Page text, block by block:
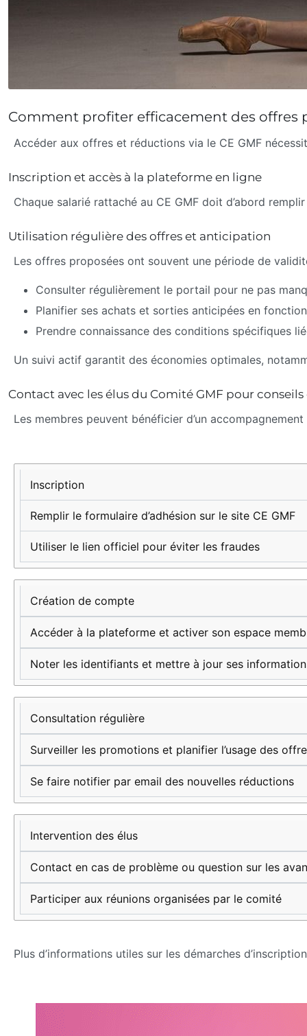
Comment profiter efficacement des offres
Accéder aux offres et réductions via le CE GMF
Inscription et accès à la plateforme en ligne
Chaque salarié rattaché au CE GMF doit d’abord
Utilisation régulière des offres et anticipation
Les offres proposées ont souvent une période de
Consulter régulièrement le portail pour ne pas
Planifier ses achats et sorties anticipées en
Prendre connaissance des conditions spécifiques
Un suivi actif garantit des économies optimales,
Contact avec les élus du Comité GMF pour conseils
Les membres peuvent bénéficier d’un
Étape
Description
Conseils
pratiques
Inscription
Remplir le formulaire d’adhésion sur le site CE GMF
Utiliser le lien officiel pour éviter les fraudes
Création de compte
Accéder à la plateforme et activer son espace
Noter les identifiants et mettre à jour ses
Consultation régulière
Surveiller les promotions et planifier l’usage des
Se faire notifier par email des nouvelles réductions
Intervention des élus
Contact en cas de problème ou question sur les
Participer aux réunions organisées par le comité
Plus d’informations utiles sur les démarches